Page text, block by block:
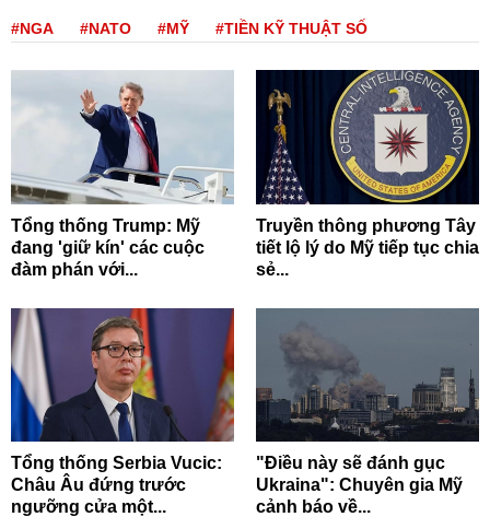
#NGA #NATO #MỸ #TIỀN KỸ THUẬT SỐ
Tổng thống Trump: Mỹ
đang 'giữ kín' các cuộc
đàm phán với...
Truyền thông phương Tây
tiết lộ lý do Mỹ tiếp tục chia
sẻ...
Tổng thống Serbia Vucic:
Châu Âu đứng trước
ngưỡng cửa một...
"Điều này sẽ đánh gục
Ukraina": Chuyên gia Mỹ
cảnh báo về...